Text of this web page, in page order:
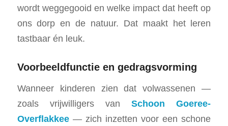
wordt weggegooid en welke impact dat heeft op
ons dorp en de natuur. Dat maakt het leren
tastbaar én leuk.
Voorbeeldfunctie en gedragsvorming
Wanneer kinderen zien dat volwassenen —
zoals vrijwilligers vanSchoon Goeree-
Overflakkee— zich inzetten voor een schone